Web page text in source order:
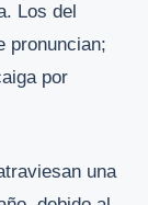
Los del
pronuncian;
por
una